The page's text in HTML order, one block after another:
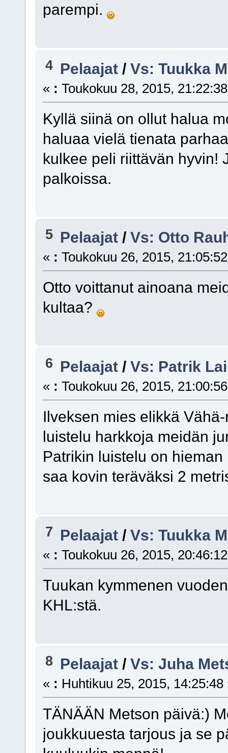
parempi.
4 Pelaajat /Vs: Tuukka
« : Toukokuu 28, 2015,
Kyllä siinä on ollut halua
haluaa vielä tienata
kulkee peli riittävän hyvin!
palkoissa.
5 Pelaajat /Vs: Otto
« : Toukokuu 26, 2015,
Otto voittanut ainoana
kultaa?
6 Pelaajat /Vs: Patrik
« : Toukokuu 26, 2015,
Ilveksen mies elikkä
luistelu harkkoja meidän
Patrikin luistelu on
saa kovin teräväksi 2
7 Pelaajat /Vs: Tuukka
« : Toukokuu 26, 2015,
Tuukan kymmenen
KHL:stä.
8 Pelaajat /Vs: Juha
« : Huhtikuu 25, 2015, 14:25:48
TÄNÄÄN Metson päivä:)
joukkuuesta tarjous ja se